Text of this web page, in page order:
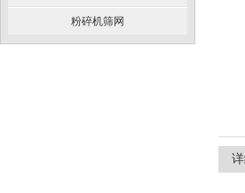
粉碎机筛网